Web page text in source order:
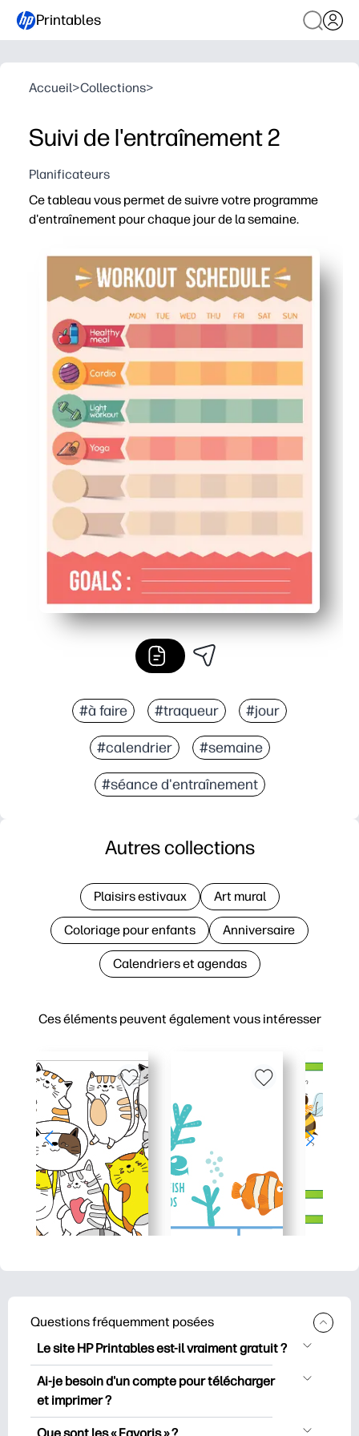
Printables
Accueil>Collections>
Suivi de l'entraînement 2
Planificateurs
Ce tableau vous permet de suivre votre programme
d'entraînement pour chaque jour de la semaine.
Format Print-and-Go : commencez à effectuer le suivi
Un aperçu hebdomadaire vous permet de rester
Des cases à cocher et des espaces d'objectifs
Les sections flexibles pour le cardio, la musculation
#à faire #traqueur #jour
#calendrier #semaine
#séance d'entraînement
Ces éléments peuvent également vous intéresser
Autres collections
Plaisirs estivaux Art mural
Coloriage pour enfants Anniversaire
Calendriers et agendas
Questions fréquemment posées
Le site HP Printables est-il vraiment gratuit ?
HP Printables propose plus de 2500
documents imprimables gratuits à
télécharger et à imprimer. Découvrez
des pages de coloriage populaires, des
Ai-je besoin d'un compte pour télécharger
et imprimer ?
Vous pouvez explorer et imprimer sans